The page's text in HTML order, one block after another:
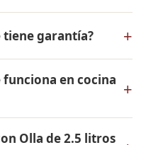
y facilidades
inicial.
pago es contra
tiene garantía? +
Todos los
en acero
más alta calidad.
funciona en cocina +
Olla de 2.5 litros